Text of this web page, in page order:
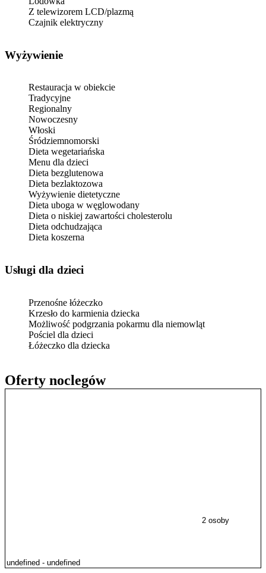
Oferty noclegów
2 osoby
Z telewizorem LCD/plazmą
Czajnik elektryczny
Wyżywienie
Restauracja w obiekcie
Tradycyjne
Regionalny
Nowoczesny
Włoski
Śródziemnomorski
Dieta wegetariańska
Menu dla dzieci
Dieta bezglutenowa
Dieta bezlaktozowa
Wyżywienie dietetyczne
Dieta uboga w węglowodany
Dieta o niskiej zawartości cholesterolu
Dieta odchudzająca
Dieta koszerna
usługi dla dzieci
Przenośne łóżeczko
Krzesło do karmienia dziecka
Możliwość podgrzania pokarmu dla niemowląt
Pościel dla dzieci
Łóżeczko dla dziecka